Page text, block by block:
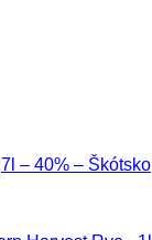
– 40% – Škótsko